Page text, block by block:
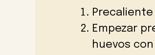
Precaliente
Empezar
huevos